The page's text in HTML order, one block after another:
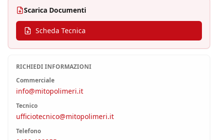
Scarica Documenti
Scheda Tecnica
RICHIEDI INFORMAZIONI
Commerciale
info@mitopolimeri.it
Tecnico
ufficiotecnico@mitopolimeri.it
Telefono